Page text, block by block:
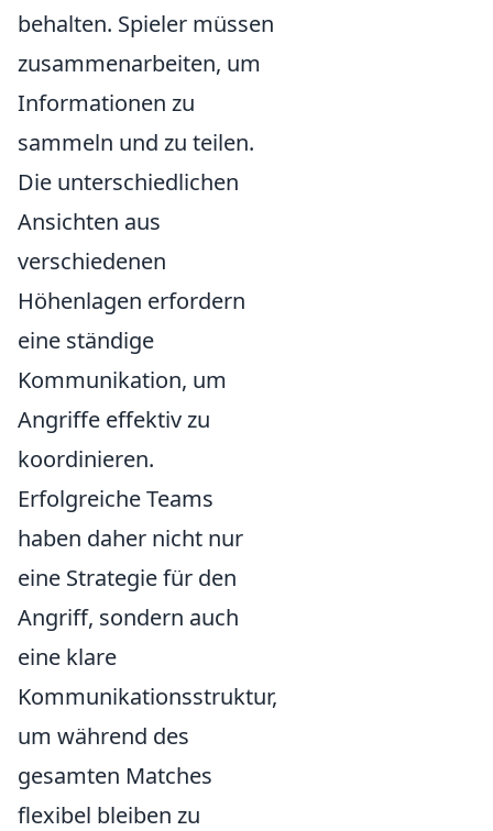
behalten. Spieler müssen
zusammenarbeiten, um
Informationen zu
sammeln und zu teilen.
Die unterschiedlichen
Ansichten aus
verschiedenen
Höhenlagen erfordern
eine ständige
Kommunikation, um
Angriffe effektiv zu
koordinieren.
Erfolgreiche Teams
haben daher nicht nur
eine Strategie für den
Angriff, sondern auch
eine klare
Kommunikationsstruktur,
um während des
gesamten Matches
flexibel bleiben zu